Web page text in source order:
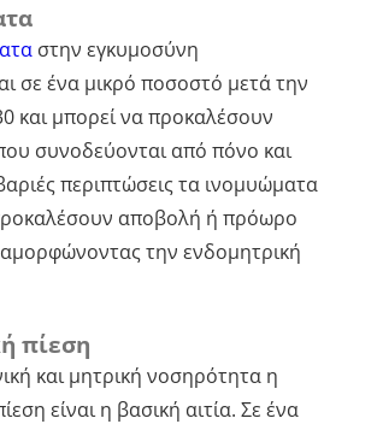
στην εγκυμοσύνη
σε ένα μικρό ποσοστό μετά την
και μπορεί να προκαλέσουν
συνοδεύονται από πόνο και
περιπτώσεις τα ινομυώματα
αποβολή ή πρόωρο
την ενδομητρική
πίεση
και μητρική νοσηρότητα η
είναι η βασική αιτία. Σε ένα